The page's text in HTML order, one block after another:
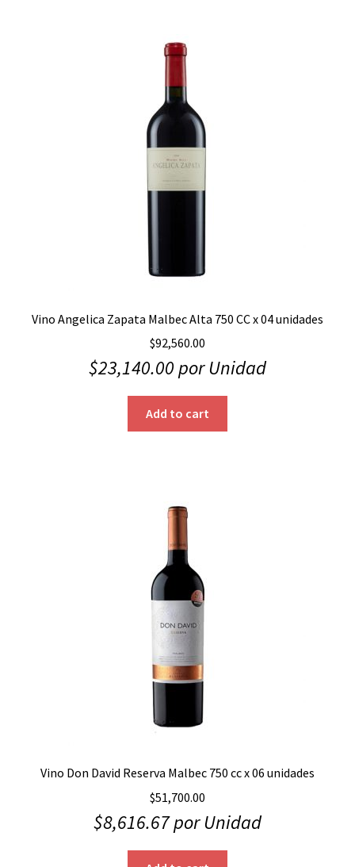
Vino Angelica Zapata Malbec Alta 750 CC x 04 unidades
$92,560.00
$23,140.00por Unidad
Add to cart
Vino Don David Reserva Malbec 750 cc x 06 unidades
$51,700.00
$8,616.67por Unidad